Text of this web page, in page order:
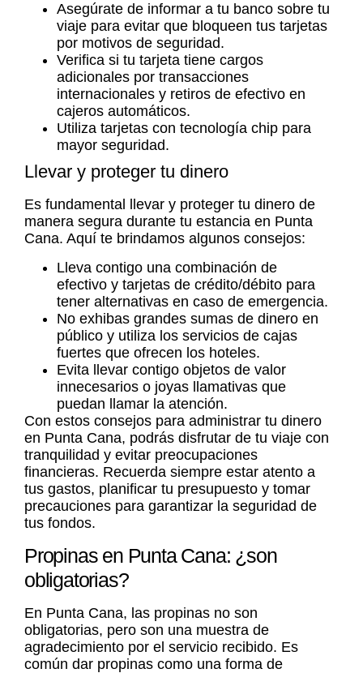
Asegúrate de informar a tu banco sobre tu
viaje para evitar que bloqueen tus tarjetas
por motivos de seguridad.
Verifica si tu tarjeta tiene cargos
adicionales por transacciones
internacionales y retiros de efectivo en
cajeros automáticos.
Utiliza tarjetas con tecnología chip para
mayor seguridad.
Llevar y proteger tu dinero
Es fundamental llevar y proteger tu dinero de
manera segura durante tu estancia en Punta
Cana. Aquí te brindamos algunos consejos:
Lleva contigo una combinación de
efectivo y tarjetas de crédito/débito para
tener alternativas en caso de emergencia.
No exhibas grandes sumas de dinero en
público y utiliza los servicios de cajas
fuertes que ofrecen los hoteles.
Evita llevar contigo objetos de valor
innecesarios o joyas llamativas que
puedan llamar la atención.
Con estos consejos para administrar tu dinero
en Punta Cana, podrás disfrutar de tu viaje con
tranquilidad y evitar preocupaciones
financieras. Recuerda siempre estar atento a
tus gastos, planificar tu presupuesto y tomar
precauciones para garantizar la seguridad de
tus fondos.
Propinas en Punta Cana: ¿son
obligatorias?
En Punta Cana, las propinas no son
obligatorias, pero son una muestra de
agradecimiento por el servicio recibido. Es
común dar propinas como una forma de